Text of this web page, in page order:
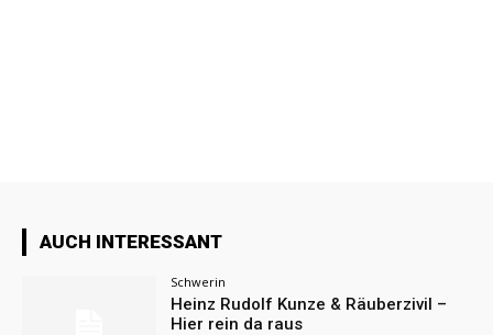
AUCH INTERESSANT
Schwerin
Heinz Rudolf Kunze & Räuberzivil –
Hier rein da raus